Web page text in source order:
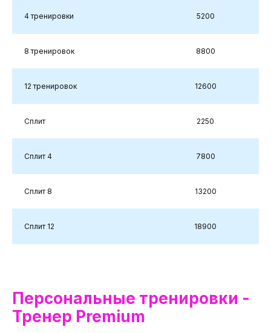
4 тренировки 5200
8 тренировок 8800
12 тренировок 12600
Сплит 2250
Сплит 4 7800
Сплит 8 13200
Сплит 12 18900
Персональные тренировки -
Тренер Premium